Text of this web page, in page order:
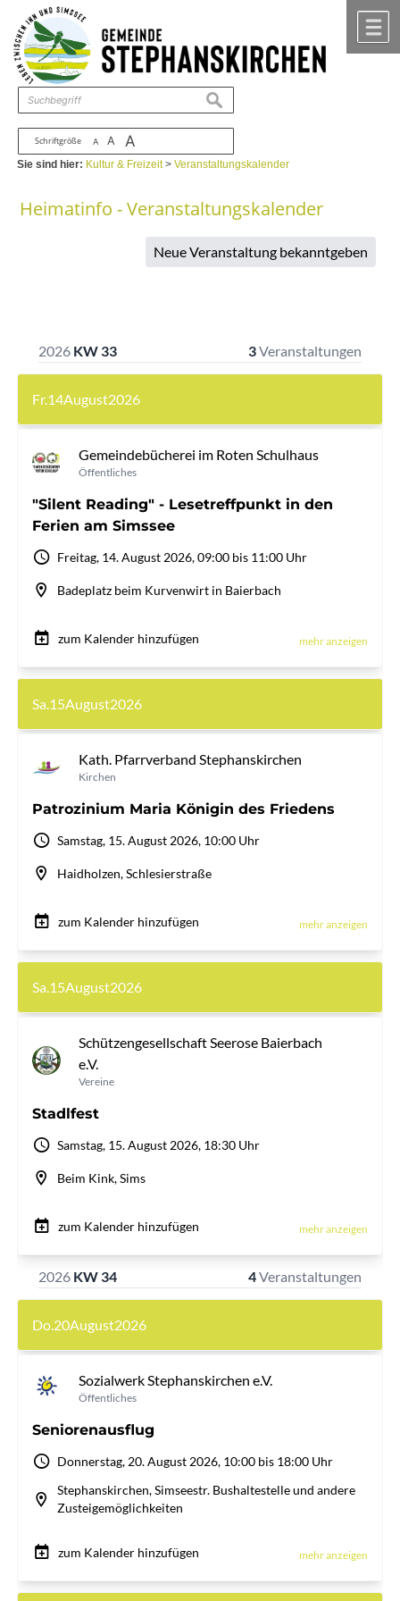
Zum Inhalt ,zur Navigation
Schriftgröße A A A
suchen
Sie sind hier: Kultur & Freizeit>Veranstaltungskalender
Heimatinfo - Veranstaltungskalender